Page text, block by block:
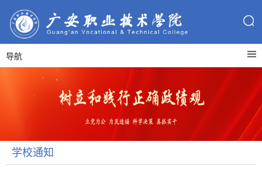
导航
学校通知